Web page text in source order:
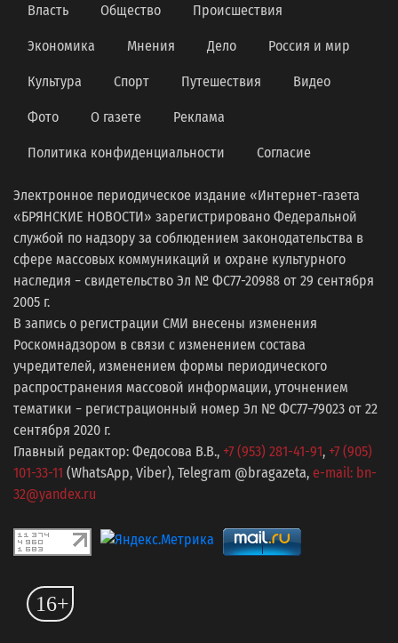
Власть Общество Происшествия
Экономика Мнения Дело Россия и мир
Культура Спорт Путешествия Видео
Фото О газете Реклама
Политика конфиденциальности Согласие
Электронное периодическое издание «Интернет-газета
«БРЯНСКИЕ НОВОСТИ» зарегистрировано Федеральной
службой по надзору за соблюдением законодательства в
сфере массовых коммуникаций и охране культурного
наследия − свидетельство Эл № ФС77-20988 от 29 сентября
2005 г.
В запись о регистрации СМИ внесены изменения
Роскомнадзором в связи с изменением состава
учредителей, изменением формы периодического
распространения массовой информации, уточнением
тематики − регистрационный номер Эл № ФС77−79023 от 22
сентября 2020 г.
Главный редактор: Федосова В.В., +7 (953) 281-41-91, +7 (905)
101-33-11 (WhatsApp, Viber), Telegram @bragazeta, e-mail: bn-
32@yandex.ru
16+